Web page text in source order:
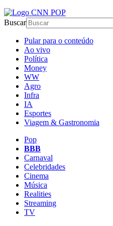
Buscar
Pular para o conteúdo
Ao vivo
Política
Money
WW
Agro
Infra
IA
Esportes
Viagem & Gastronomia
Pop
BBB
Carnaval
Celebridades
Cinema
Música
Realities
Streaming
TV